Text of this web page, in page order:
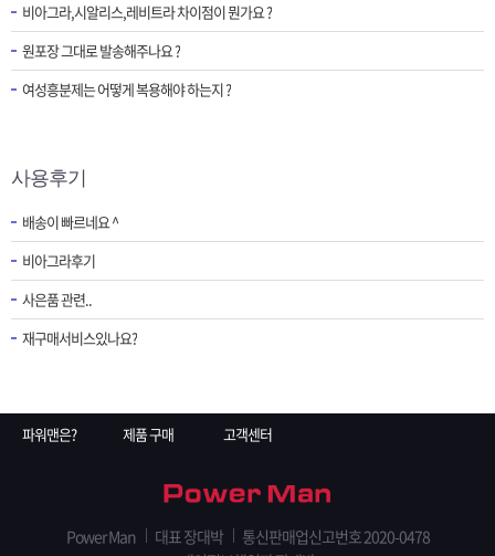
비아그라,시알리스,레비트라 차이점이 뭔가요 ?
원포장 그대로 발송해주나요 ?
여성흥분제는 어떻게 복용해야 하는지 ?
사용후기
배송이 빠르네요 ^
비아그라후기
사은품 관련..
재구매서비스있나요?
파워맨은? 제품 구매 고객센터
Power Man 대표 장대박
통신판매업신고번호 2020-0478